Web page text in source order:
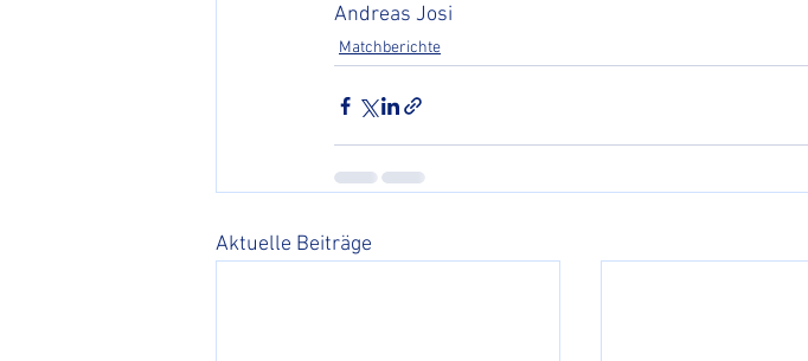
Andreas Josi
Matchberichte
Aktuelle Beiträge